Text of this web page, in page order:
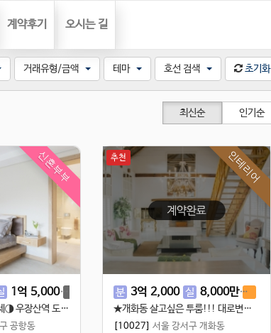
계약후기 오시는 길
거래유형/금액 테마 호선 검색 초기화
최신순 인기순
신혼부부
1억 5,000 2,000 전 2억 2,500
◐공항동 큰투룸 전세◑ 우장산역 도보4분에 위치한 큰 투룸~ 언능 잡으세요!
공항동
인테리어
추천
분 3억 2,000 실 8,000만 전
★개화동 살고싶은 투룸!!! 대로변에 인접하고 최고급자재!
[10027] 서울 강서구 개화동